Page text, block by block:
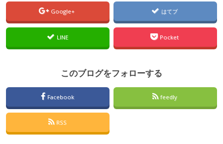
Google+ はてブ
LINE Pocket
このブログをフォローする
Facebook feedly
RSS